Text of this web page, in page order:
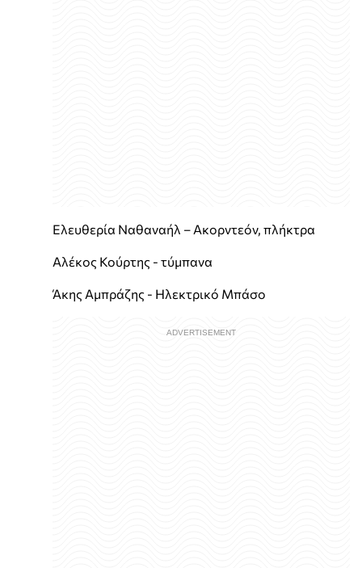
Ελευθερία Ναθαναήλ – Ακορντεόν, πλήκτρα
Αλέκος Κούρτης - τύμπανα
Άκης Αμπράζης - Ηλεκτρικό Μπάσο